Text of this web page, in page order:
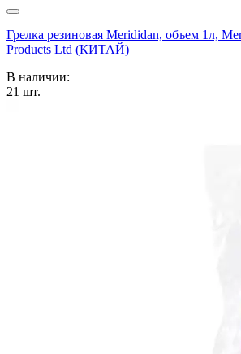
Грелка резиновая Merididan, объем 1л,
Products Ltd (КИТАЙ)
В наличии:
21 шт.